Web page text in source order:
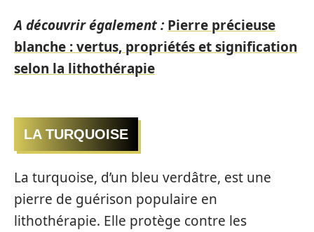
A découvrir également : Pierre précieuse
blanche : vertus, propriétés et signification
selon la lithothérapie
LA TURQUOISE
La turquoise, d’un bleu verdâtre, est une
pierre de guérison populaire en
lithothérapie. Elle protège contre les